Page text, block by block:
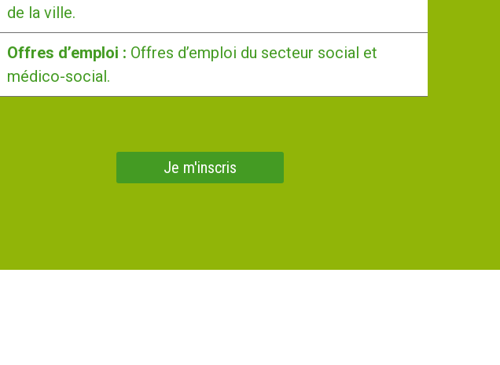
de la ville.
Offres d’emploi : Offres d’emploi du secteur social et
médico-social.
Je m'inscris